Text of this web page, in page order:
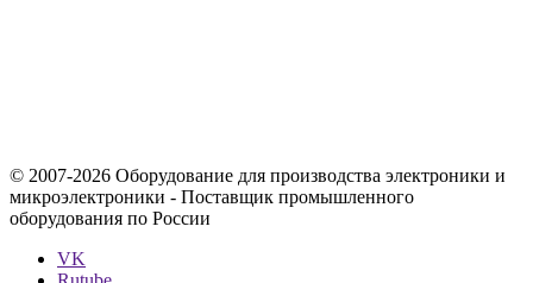
© 2007-2026 Оборудование для производства электроники и
микроэлектроники - Поставщик промышленного
оборудования по России
VK